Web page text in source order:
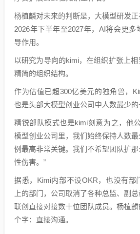
杨植麟对未来的判断是，大模型研发
2026年下半年至2027年，AI将会更多
导作用。
以研究为导向的kimi，在组织扩张上
精简的组织结构。
作为估值已超300亿美元的独角兽，
也是头部大模型创业公司中人数最少的
精锐部队模式也是kimi刻意为之，他
模型创业公司里，我们始终保持人数
例最高非常关键。我们不希望团队扩
性伤害。”
据悉，Kimi内部不设OKR，也没有部
上的部门，公司取消了各种总监、副
联创直接对接数十位团队成员。杨植
个字：直接沟通。